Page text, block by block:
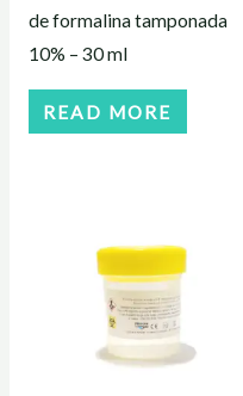
de formalina tamponada
10% – 30 ml
READ MORE